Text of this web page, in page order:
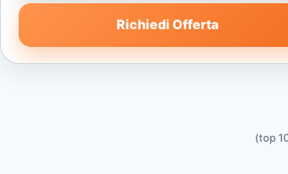
Richiedi Offerta
(top